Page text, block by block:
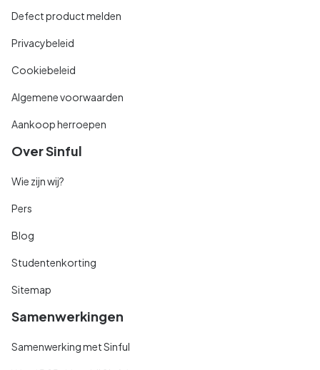
Defect product melden
Privacybeleid
Cookiebeleid
Algemene voorwaarden
Aankoop herroepen
Over Sinful
Wie zijn wij?
Pers
Blog
Studentenkorting
Sitemap
Samenwerkingen
Samenwerking met Sinful